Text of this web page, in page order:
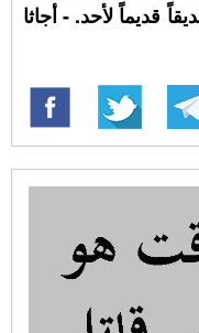
قديماً لأحد. - أجاثا